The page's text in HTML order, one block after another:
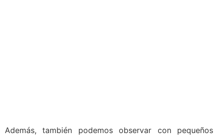
Además, también podemos observar con pequeños